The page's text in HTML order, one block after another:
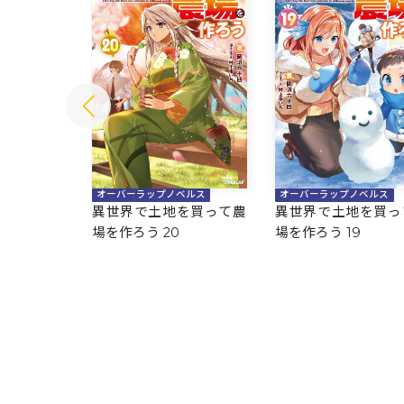
オーバーラップノベルス
異世界で土地を買って農
場を作ろう 20
オーバーラップノベルス
異世界で土地を買
場を作ろう 19